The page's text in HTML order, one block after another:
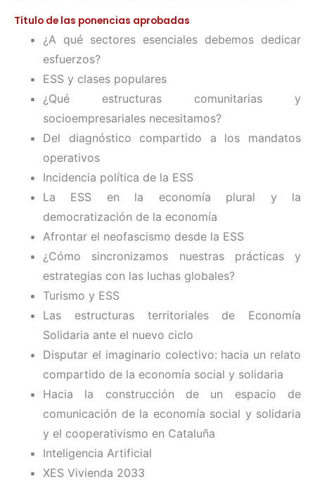
Título de las ponencias aprobadas
¿A qué sectores esenciales debemos dedicar
esfuerzos?
ESS y clases populares
¿Qué estructuras comunitarias y
socioempresariales necesitamos?
Del diagnóstico compartido a los mandatos
operativos
Incidencia política de la ESS
La ESS en la economía plural y la
democratización de la economía
Afrontar el neofascismo desde la ESS
¿Cómo sincronizamos nuestras prácticas y
estrategias con las luchas globales?
Turismo y ESS
Las estructuras territoriales de Economía
Solidaria ante el nuevo ciclo
Disputar el imaginario colectivo: hacia un relato
compartido de la economía social y solidaria
Hacia la construcción de un espacio de
comunicación de la economía social y solidaria
y el cooperativismo en Cataluña
Inteligencia Artificial
XES Vivienda 2033